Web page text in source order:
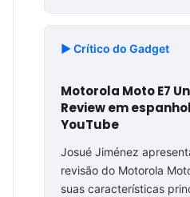
▶️ Crítico do Gadget
Motorola Moto E7
Review em
YouTube
Josué Jiménez
revisão do Motorola
suas características